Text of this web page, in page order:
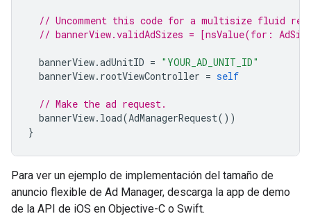
// Uncomment this code for a multisize fluid
// bannerView.validAdSizes = [nsValue(for:
bannerView.adUnitID = "YOUR_AD_UNIT_ID"
bannerView. rootViewController = self
// Make the ad request.
bannerView. load(AdManagerRequest())
}
Para ver un ejemplo de implementación del tamaño de
anuncio flexible de Ad Manager, descarga la app de demo
de la API de iOS en Objective-C o Swift.